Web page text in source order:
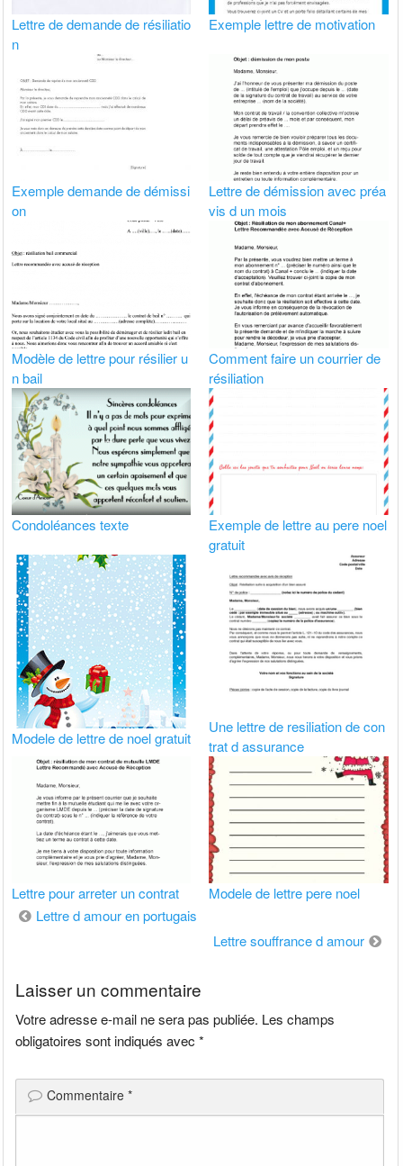
Lettre de demande de résiliatio
n
Exemple lettre de motivation
Exemple demande de démissi
on
Lettre de démission avec préa
vis d un mois
Modèle de lettre pour résilier u
n bail
Comment faire un courrier de
résiliation
Condoléances texte
Exemple de lettre au pere noel
gratuit
Modele de lettre de noel gratuit
Une lettre de resiliation de con
trat d assurance
Lettre pour arreter un contrat Modele de lettre pere noel
Navigation
Lettre d amour en portugais
Lettre souffrance d amour
Laisser un commentaire
Votre adresse e-mail ne sera pas publiée. Les champs
obligatoires sont indiqués avec*
Commentaire*